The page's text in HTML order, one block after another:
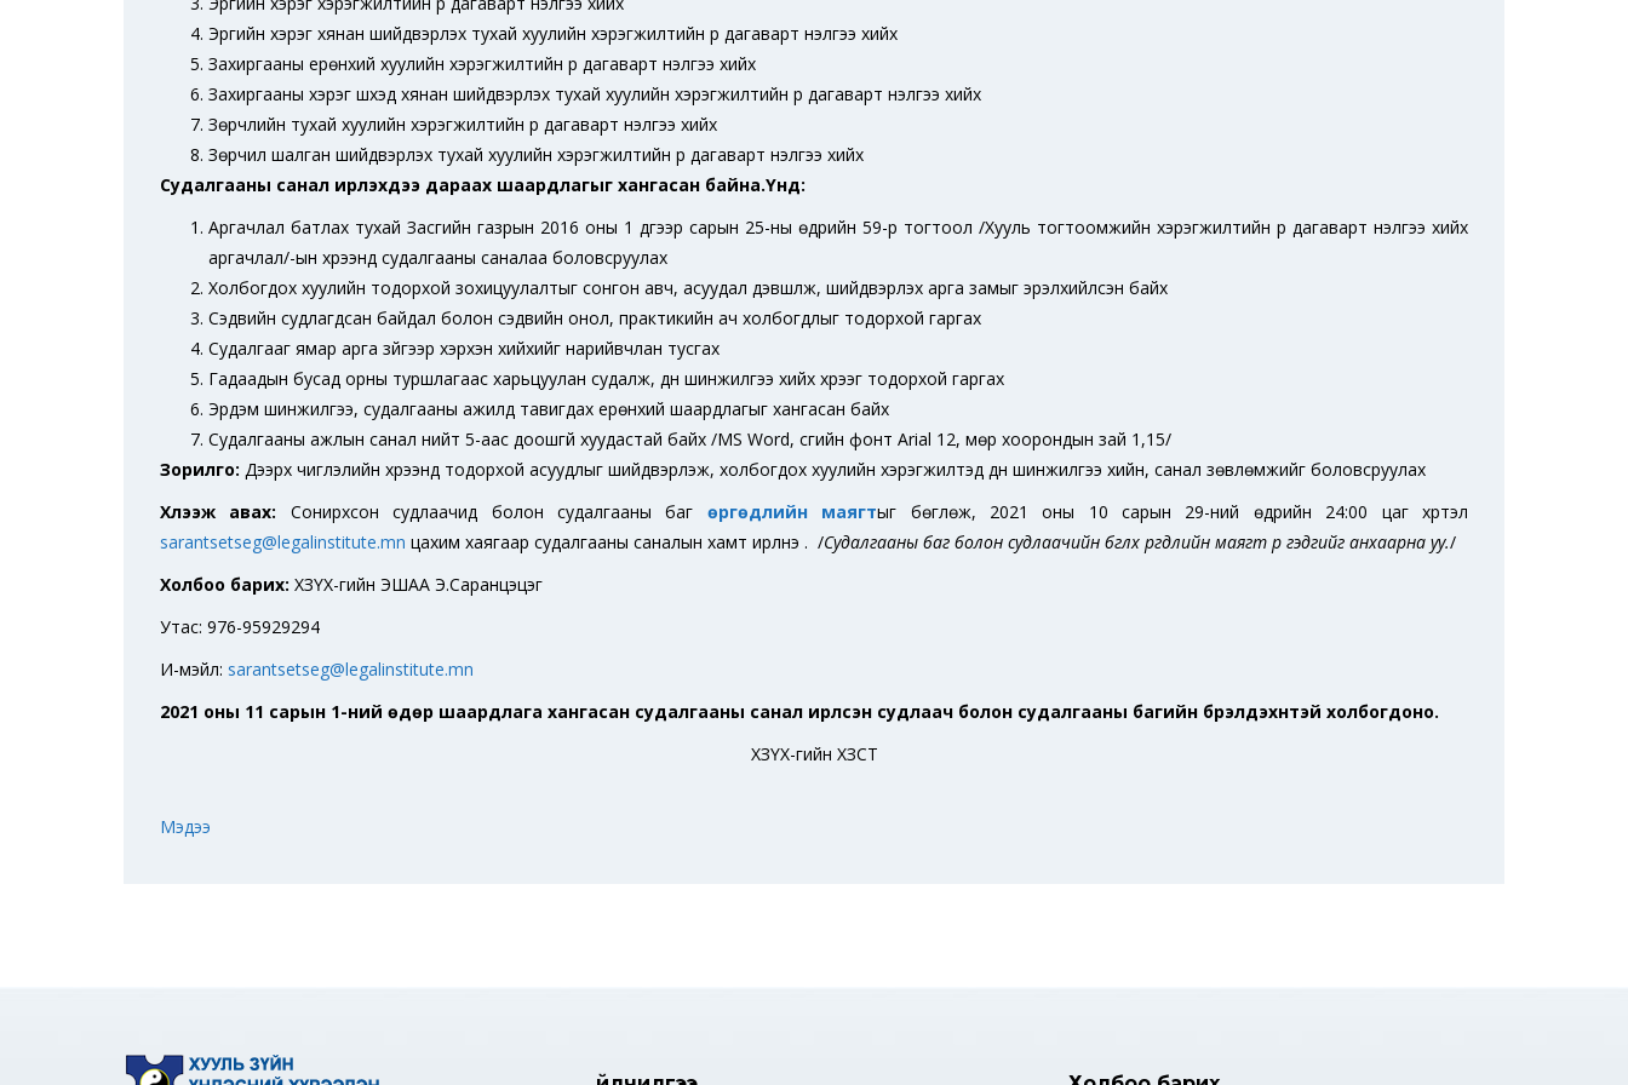
Эрүүгийн хэрэг хянан шийдвэрлэх тухай хуулийн хэрэгжилтийн үр дагаварт үнэлгээ хийх
Захиргааны ерөнхий хуулийн хэрэгжилтийн үр дагаварт үнэлгээ хийх
Захиргааны хэрэг шүүхэд хянан шийдвэрлэх тухай хуулийн хэрэгжилтийн үр дагаварт үнэлгээ хийх
Зөрчлийн тухай хуулийн хэрэгжилтийн үр дагаварт үнэлгээ хийх
Зөрчил шалган шийдвэрлэх тухай хуулийн хэрэгжилтийн үр дагаварт үнэлгээ хийх
Судалгааны санал ирүүлэхдээ дараах шаардлагыг хангасан байна.Үүнд:
Аргачлал батлах тухай Засгийн газрын 2016 оны 1 дүгээр сарын 25-ны өдрийн 59-р тогтоол /Хууль тогтоомжийн хэрэгжилтийн үр дагаварт үнэлгээ хийх
аргачлал/-ын хүрээнд судалгааны саналаа боловсруулах
Холбогдох хуулийн тодорхой зохицуулалтыг сонгон авч, асуудал дэвшүүлж, шийдвэрлэх арга замыг эрэлхийлсэн байх
Сэдвийн судлагдсан байдал болон сэдвийн онол, практикийн ач холбогдлыг тодорхой гаргах
Судалгааг ямар арга зүйгээр хэрхэн хийхийг нарийвчлан тусгах
Гадаадын бусад орны туршлагаас харьцуулан судалж, дүн шинжилгээ хийх хүрээг тодорхой гаргах
Эрдэм шинжилгээ, судалгааны ажилд тавигдах ерөнхий шаардлагыг хангасан байх
Судалгааны ажлын санал нийт 5-аас доошгүй хуудастай байх /MS Word, үсгийн фонт Arial 12, мөр хоорондын зай 1,15/
Зорилго: Дээрх чиглэлийн хүрээнд тодорхой асуудлыг шийдвэрлэж, холбогдох хуулийн хэрэгжилтэд дүн шинжилгээ хийн, санал зөвлөмжийг боловсруулах
Хүлээж авах: Сонирхсон судлаачид болон судалгааны баг өргөдлийн маягтыг бөглөж, 2021 оны 10 сарын 29-ний өдрийн 24:00 цаг хүртэл
sarantsetseg@legalinstitute.mn цахим хаягаар судалгааны саналын хамт ирүүлнэ үү. /Судалгааны баг болон судлаачийн бөглөх өргөдлийн маягт өөр гэдгийг анхаарна уу./
Холбоо барих: ХЗҮХ-гийн ЭШАА Э.Саранцэцэг
Утас: 976-95929294
И-мэйл: sarantsetseg@legalinstitute.mn
2021 оны 11 сарын 1-ний өдөр шаардлага хангасан судалгааны санал ирүүлсэн судлаач болон судалгааны багийн бүрэлдэхүүнтэй холбогдоно.
ХЗҮХ-гийн ХЗСТ
Мэдээ